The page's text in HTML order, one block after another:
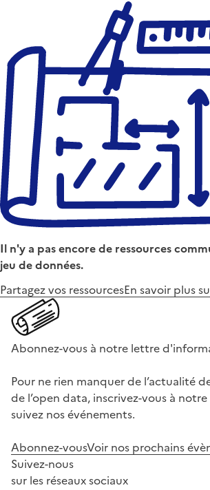
Il n'y a pas encore de ressources
jeu de données.
Partagez vos ressourcesEn savoir plus
Abonnez-vous à notre lettre
Pour ne rien manquer de l’actualité
de l’open data, inscrivez-vous à
suivez nos événements.
Abonnez-vousVoir nos prochains
Suivez-nous
sur les réseaux sociaux